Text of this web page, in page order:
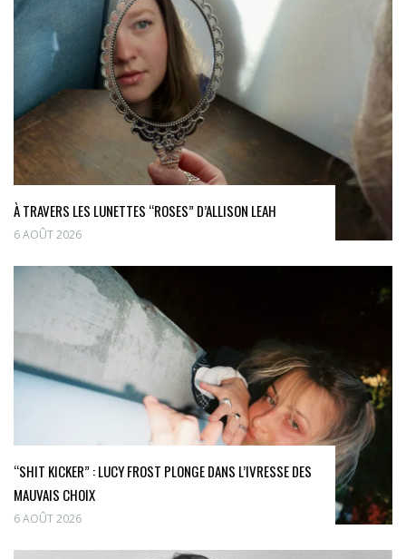
À TRAVERS LES LUNETTES “ROSES” D’ALLISON LEAH
6 AOÛT 2026
“SHIT KICKER” : LUCY FROST PLONGE DANS L’IVRESSE DES
MAUVAIS CHOIX
6 AOÛT 2026